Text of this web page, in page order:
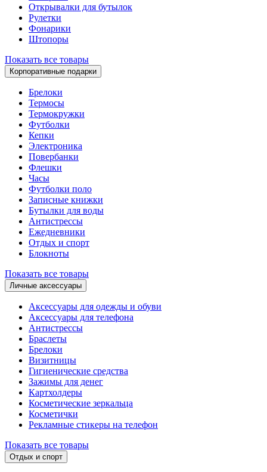
Открывалки для бутылок
Рулетки
Фонарики
Штопоры
Показать все товары
Корпоративные подарки
Брелоки
Термосы
Термокружки
Футболки
Кепки
Электроника
Повербанки
Флешки
Часы
Футболки поло
Записные книжки
Бутылки для воды
Антистрессы
Ежедневники
Отдых и спорт
Блокноты
Показать все товары
Личные аксессуары
Аксессуары для одежды и обуви
Аксессуары для телефона
Антистрессы
Браслеты
Брелоки
Визитницы
Гигиенические средства
Зажимы для денег
Картхолдеры
Косметические зеркальца
Косметички
Рекламные стикеры на телефон
Показать все товары
Отдых и спорт